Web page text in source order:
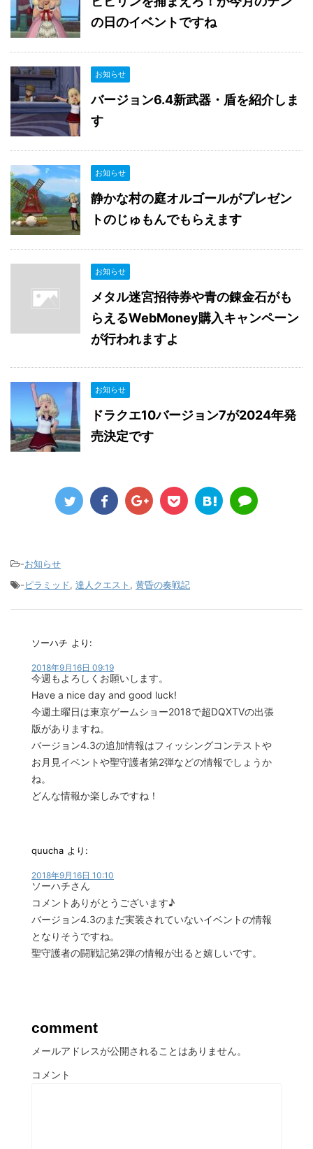
の日のイベントですね
お知らせ
バージョン6.4新武器・盾を紹介しま
す
お知らせ
静かな村の庭オルゴールがプレゼン
トのじゅもんでもらえます
お知らせ
メタル迷宮招待券や青の錬金石がも
らえるWebMoney購入キャンペーン
が行われますよ
お知らせ
ドラクエ10バージョン7が2024年発
売決定です
-お知らせ
-ピラミッド, 達人クエスト , 黄昏の奏戦記
ソーハチ より:
2018年9月16日 09:19
今週もよろしくお願いします。
Have a nice day and good luck!
今週土曜日は東京ゲームショー2018で超DQXTVの出張
版がありますね。
バージョン4.3の追加情報はフィッシングコンテストや
お月見イベントや聖守護者第2弾などの情報でしょうか
ね。
どんな情報か楽しみですね！
quucha より:
2018年9月16日 10:10
ソーハチさん
コメントありがとうございます♪
バージョン4.3のまだ実装されていないイベントの情報
となりそうですね。
聖守護者の闘戦記第2弾の情報が出ると嬉しいです。
comment
メールアドレスが公開されることはありません。
コメント